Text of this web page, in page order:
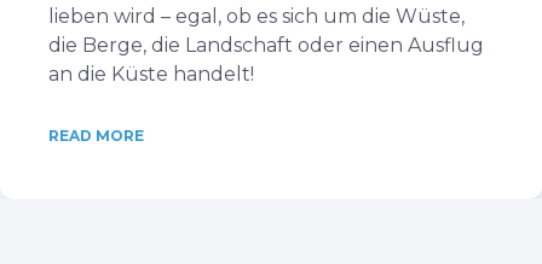
lieben wird – egal, ob es sich um die Wüste,
die Berge, die Landschaft oder einen Ausflug
an die Küste handelt!
READ MORE